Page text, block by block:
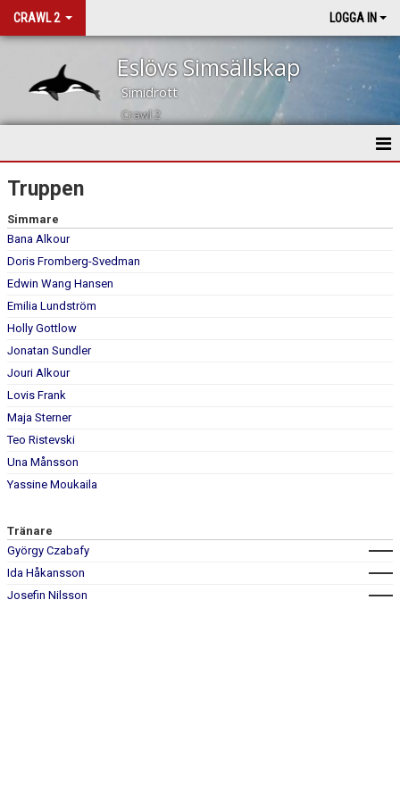
CRAWL 2 LOGGA IN
Eslövs Simsällskap
Simidrott
Crawl 2
HEM
NYHETER
KALENDER
BILDGALLERI
DOKUMENT
Truppen
Simmare
Bana Alkour
Doris Fromberg-Svedman
Edwin Wang Hansen
Emilia Lundström
Holly Gottlow
Jonatan Sundler
Jouri Alkour
Lovis Frank
Maja Sterner
Teo Ristevski
Una Månsson
Yassine Moukaila
Tränare
György Czabafy
Ida Håkansson
Josefin Nilsson